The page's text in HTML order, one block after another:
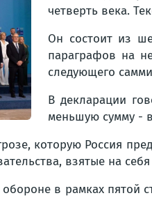
четверть века.
Он состоит из
параграфов на
следующего
В декларации
меньшую сумму -
которую Россия
взятые на себя
в рамках пятой